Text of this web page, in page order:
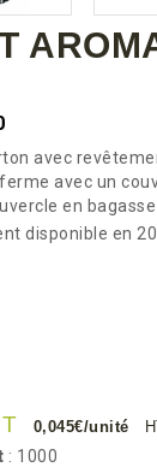
avec
avec un
en bagasse
disponible en
0,045€/unité
: 1000